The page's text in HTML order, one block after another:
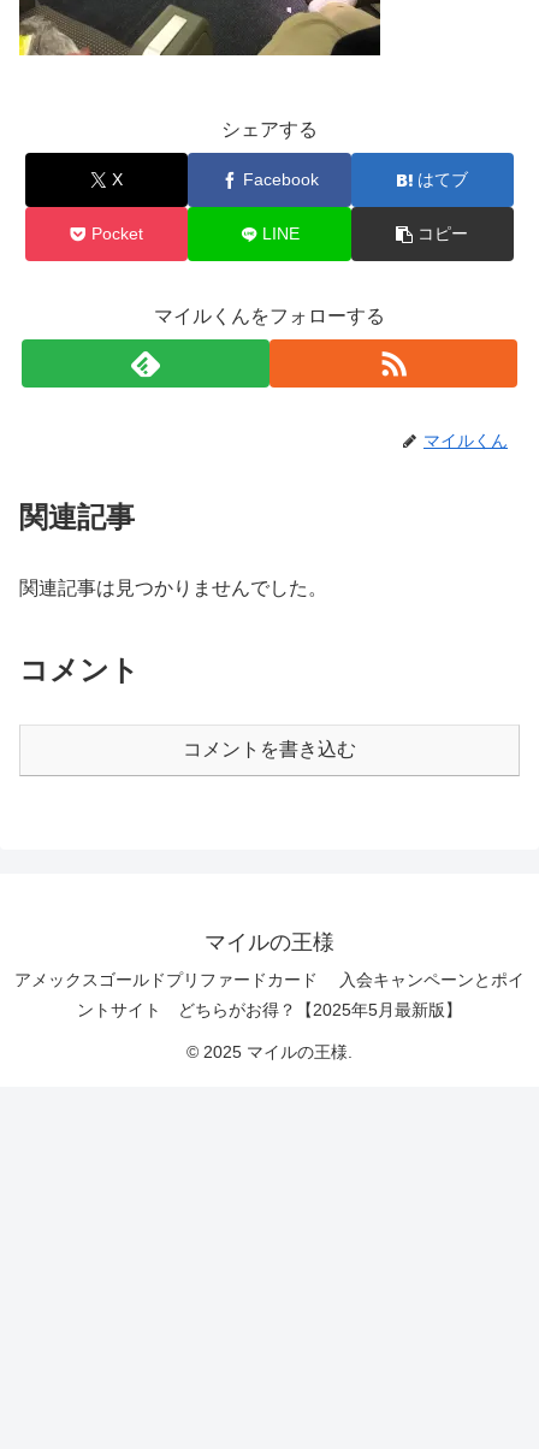
シェアする
X Facebook はてブ
Pocket LINE コピー
マイルくんをフォローする
マイルくん
関連記事
関連記事は見つかりませんでした。
コメント
コメントを書き込む
マイルの王様
アメックスゴールドプリファードカード 入会キャンペーンとポイ
ントサイト どちらがお得？【2025年5月最新版】
© 2025 マイルの王様.